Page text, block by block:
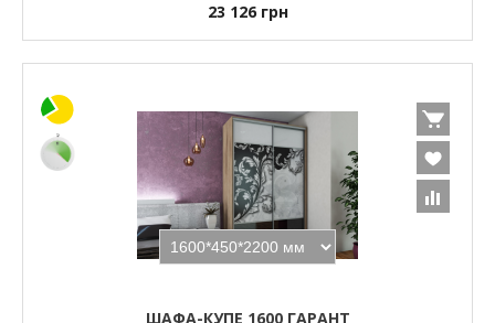
23 126 грн
ШАФА-КУПЕ 1600 ГАРАНТ